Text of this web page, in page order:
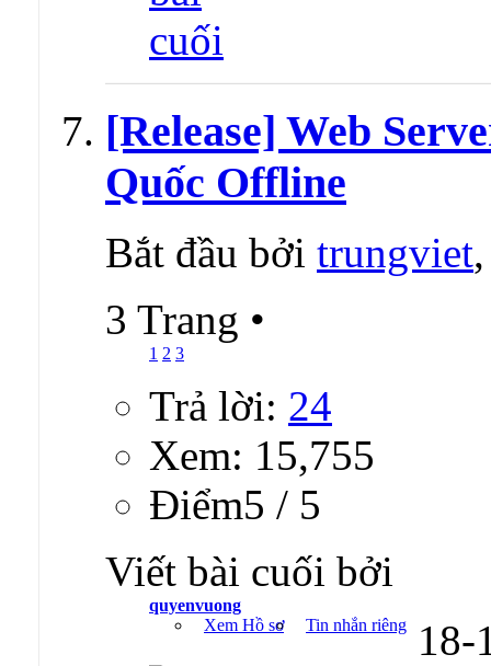
[Release] Web
Quốc Offline
Bắt đầu bởi trungviet
3 Trang •
1 2 3
Trả lời: 24
Xem: 15,755
Ðiểm5 / 5
Viết bài cuối bởi
quyenvuong
Xem Hồ sơ
Tin nhắn riêng